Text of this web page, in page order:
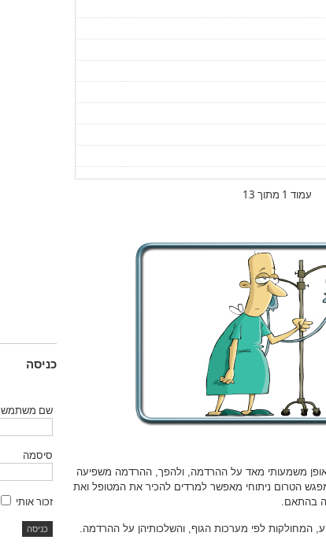
עמוד 1 מתוך 13
משמעותי מאד על ההרדמה, ולהפך, ההרדמה משפיעה
הטרום ניתוחי מאפשר למרדים להכיר את המטופל ואת
בהתאם.
המחולקות לפי מערכות הגוף, והשלכותיהן על ההרדמה.
כניסה
שם משתמש
סיסמה
זכור אותי